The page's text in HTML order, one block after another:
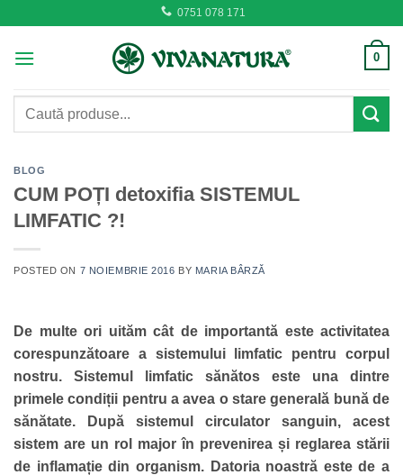
content
0751 078 171
0
Caută
BLOG
CUM POȚI detoxifia SISTEMUL
LIMFATIC ?!
POSTED ON 7 NOIEMBRIE 2016 BY MARIA BÂRZĂ
De multe ori uităm cât de importantă este activitatea
corespunzătoare a sistemului limfatic pentru corpul
nostru. Sistemul limfatic sănătos este una dintre
primele condiții pentru a avea o stare generală bună de
sănătate. După sistemul circulator sanguin, acest
sistem are un rol major în prevenirea și reglarea stării
de inflamație din organism. Datoria noastră este de a